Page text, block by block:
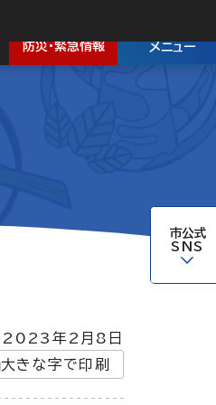
防災・緊急情報 メニュー
市公式
SNS
2023年2月8日
大きな字で印刷